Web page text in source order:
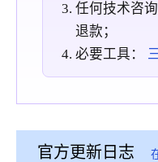
任何技术咨
退款；
必要工具：
官方更新日志